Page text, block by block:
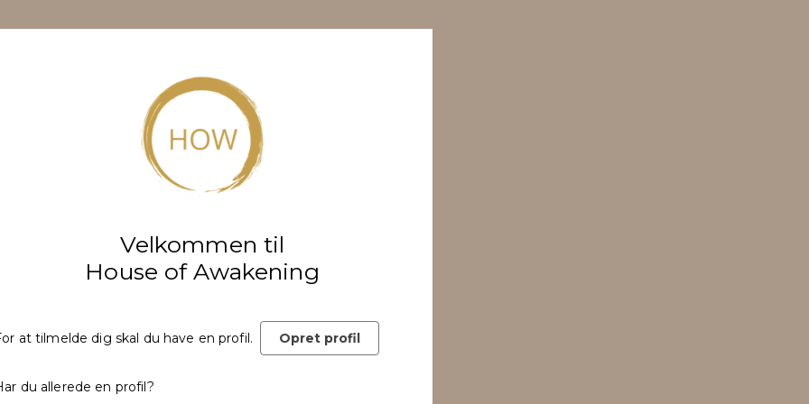
Velkommen til
House of Awakening
at tilmelde dig skal du have en profil. Opret profil
du allerede en profil?